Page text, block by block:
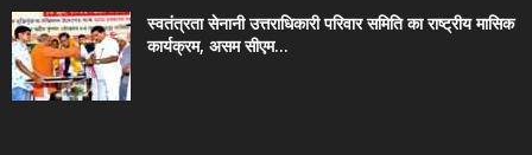
स्वतंत्रता सेनानी उत्तराधिकारी परिवार समिति का राष्ट्रीय मासिक
कार्यक्रम, असम सीएम...